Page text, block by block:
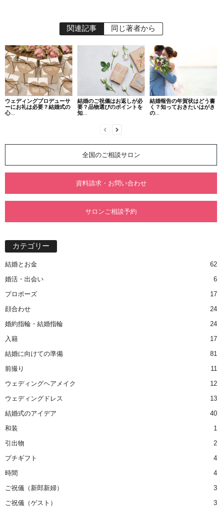
関連記事 同じ著者から
ウェディングプロデューサ
ーにお礼は必要？結婚式の
心...
結婚のご祝儀はお返しが必
要？品物選びのポイントを
知...
結婚報告の年賀状はどう書
く？知っておきたいはがき
の...
全国のご相談サロン
資料請求・お問い合わせ
サロンご相談予約
カテゴリー
結婚とお金
62
婚活・出会い
6
プロポーズ
17
顔合わせ
24
婚約指輪・結婚指輪
24
入籍
17
結婚に向けての準備
81
前撮り
11
ウェディングヘアメイク
12
ウェディングドレス
13
結婚式のアイデア
40
和装
1
引出物
2
プチギフト
4
時間
4
ご祝儀（新郎新婦）
3
ご祝儀（ゲスト）
3